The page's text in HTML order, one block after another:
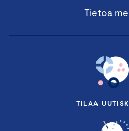
Tietoa
TILAA